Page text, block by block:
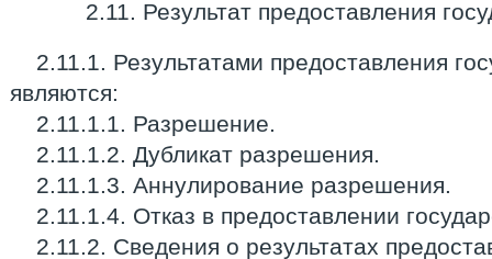
2.11. Результат предоставления
2.11.1. Результатами предоставления
являются:
2.11.1.1. Разрешение.
2.11.1.2. Дубликат разрешения.
2.11.1.3. Аннулирование разрешения.
2.11.1.4. Отказ в предоставлении
2.11.2. Сведения о результатах